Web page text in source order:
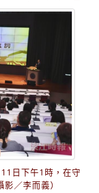
日下午1時，在守
／李而義）